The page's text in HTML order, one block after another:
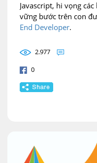
Javascript, hi vọng
vững bước trên con
End Developer.
2.977
0